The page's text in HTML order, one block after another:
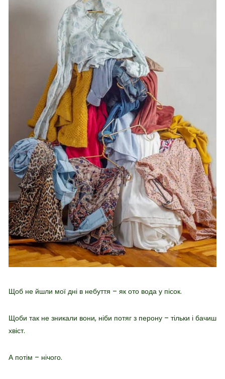
Щоб не йшли мої дні в небуття – як ото вода у пісок.
Щоби так не зникали вони, ніби потяг з перону – тільки і бачиш
хвіст.
А потім – нічого.